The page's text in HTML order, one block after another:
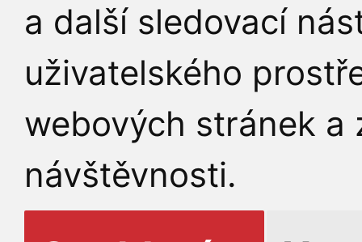
a další sledovací
uživatelského
webových stránek a
návštěvnosti.